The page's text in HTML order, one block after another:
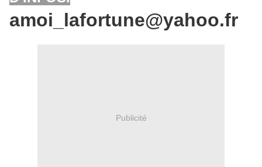
amoi_lafortune@yahoo.fr
Publicité